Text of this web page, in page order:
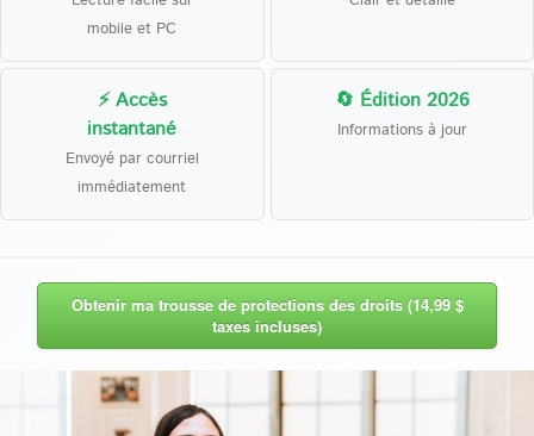
mobile et PC
⚡ Accès
instantané
Envoyé par courriel
immédiatement
🔄 Édition 2026
Informations à jour
Obtenir ma trousse de protections des droits (14,99 $
taxes incluses)